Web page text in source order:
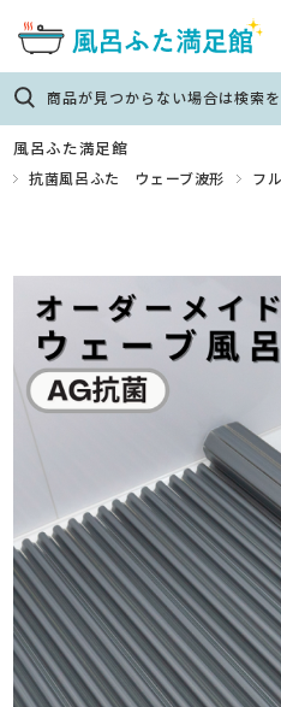
商品が見つからない場合は検索
風呂ふた満足館
抗菌風呂ふた ウェーブ波形 フ